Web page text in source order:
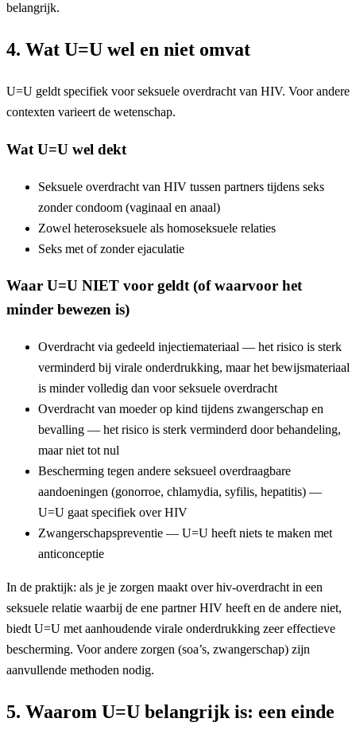
belangrijk.
4. Wat U=U wel en niet omvat
U=U geldt specifiek voor seksuele overdracht van HIV. Voor andere
contexten varieert de wetenschap.
Wat U=U wel dekt
Seksuele overdracht van HIV tussen partners tijdens seks
zonder condoom (vaginaal en anaal)
Zowel heteroseksuele als homoseksuele relaties
Seks met of zonder ejaculatie
Waar U=U NIET voor geldt (of waarvoor het
minder bewezen is)
Overdracht via gedeeld injectiemateriaal — het risico is sterk
verminderd bij virale onderdrukking, maar het bewijsmateriaal
is minder volledig dan voor seksuele overdracht
Overdracht van moeder op kind tijdens zwangerschap en
bevalling — het risico is sterk verminderd door behandeling,
maar niet tot nul
Bescherming tegen andere seksueel overdraagbare
aandoeningen (gonorroe, chlamydia, syfilis, hepatitis) —
U=U gaat specifiek over HIV
Zwangerschapspreventie — U=U heeft niets te maken met
anticonceptie
In de praktijk: als je je zorgen maakt over hiv-overdracht in een
seksuele relatie waarbij de ene partner HIV heeft en de andere niet,
biedt U=U met aanhoudende virale onderdrukking zeer effectieve
bescherming. Voor andere zorgen (soa’s, zwangerschap) zijn
aanvullende methoden nodig.
5. Waarom U=U belangrijk is: een einde